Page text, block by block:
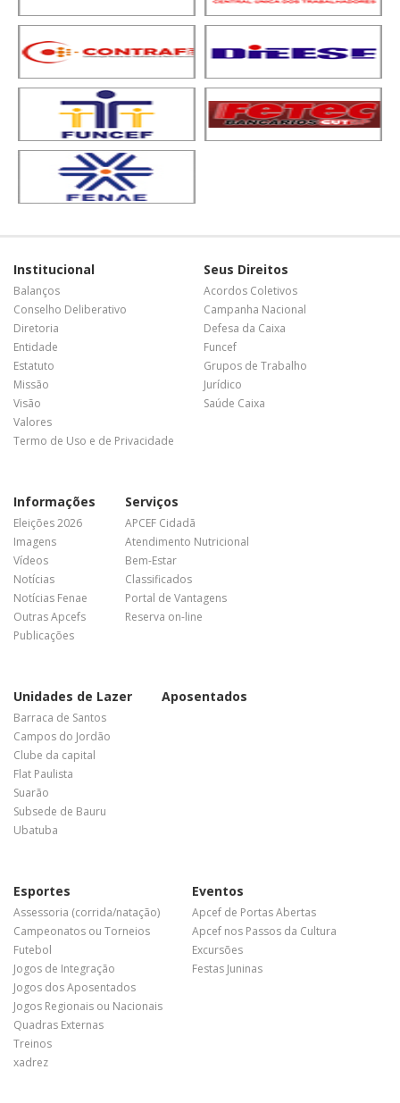
Institucional
Balanços
Conselho Deliberativo
Diretoria
Entidade
Estatuto
Missão
Visão
Valores
Termo de Uso e de Privacidade
Seus Direitos
Acordos Coletivos
Campanha Nacional
Defesa da Caixa
Funcef
Grupos de Trabalho
Jurídico
Saúde Caixa
Informações
Eleições 2026
Imagens
Vídeos
Notícias
Notícias Fenae
Outras Apcefs
Publicações
Serviços
APCEF Cidadã
Atendimento Nutricional
Bem-Estar
Classificados
Portal de Vantagens
Reserva on-line
Unidades de Lazer
Barraca de Santos
Campos do Jordão
Clube da capital
Flat Paulista
Suarão
Subsede de Bauru
Ubatuba
Aposentados
Esportes
Assessoria (corrida/natação)
Campeonatos ou Torneios
Futebol
Jogos de Integração
Jogos dos Aposentados
Jogos Regionais ou Nacionais
Quadras Externas
Treinos
xadrez
Eventos
Apcef de Portas Abertas
Apcef nos Passos da Cultura
Excursões
Festas Juninas